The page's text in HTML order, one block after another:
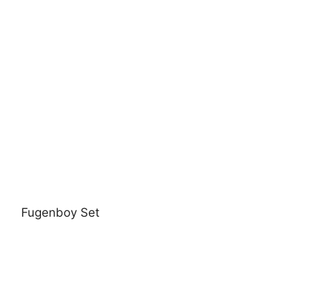
Fugenboy Set